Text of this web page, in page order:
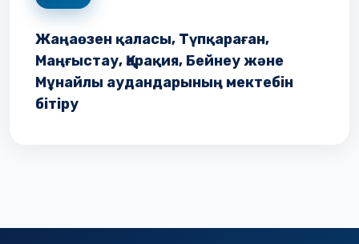
Жаңаөзен қаласы, Түпқараған,
Маңғыстау, Қарақия, Бейнеу және
Мұнайлы аудандарының мектебін
бітіру